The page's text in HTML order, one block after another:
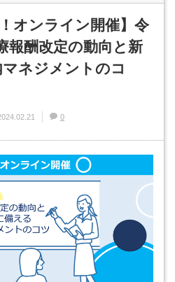
】令和6年最新版 診療報酬改定の動向と新
コツ
オンライン開催】令
酬改定の動向と新
ネジメントのコ
0